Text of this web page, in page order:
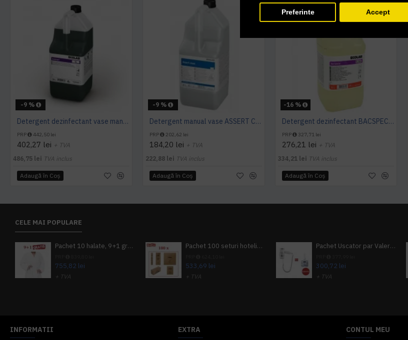
Preferinte Accept
-9 %
Detergent dezinfectant vase manual, ASEPTOPOL EL 76 5L Ecolab
PRP 442,50 lei
402,27 lei + TVA
486,75 lei TVA inclus
Adaugă în Coş
-9 %
Detergent manual vase ASSERT CLEAN 5L Ecolab - Ecologic
PRP 202,62 lei
184,20 lei + TVA
222,88 lei TVA inclus
Adaugă în Coş
-16 %
Detergent dezinfectant BACSPECIAL EL 500 5L Ecolab
PRP 327,71 lei
276,21 lei + TVA
334,21 lei TVA inclus
Adaugă în Coş
CELE MAI POPULARE
Pachet 10 halate, 9+1 gratuit
755,82 lei
+ TVA
Pachet 100 seturi hoteliere, set dentar, set barbierit, casca de dus, pila unghii, set cusut
533,69 lei
+ TVA
Pachet Uscator par Valera Action Super Plus + GRATUIT Sampon si gel de dus Tork
300,72 lei
+ TVA
INFORMATII EXTRA CONTUL MEU